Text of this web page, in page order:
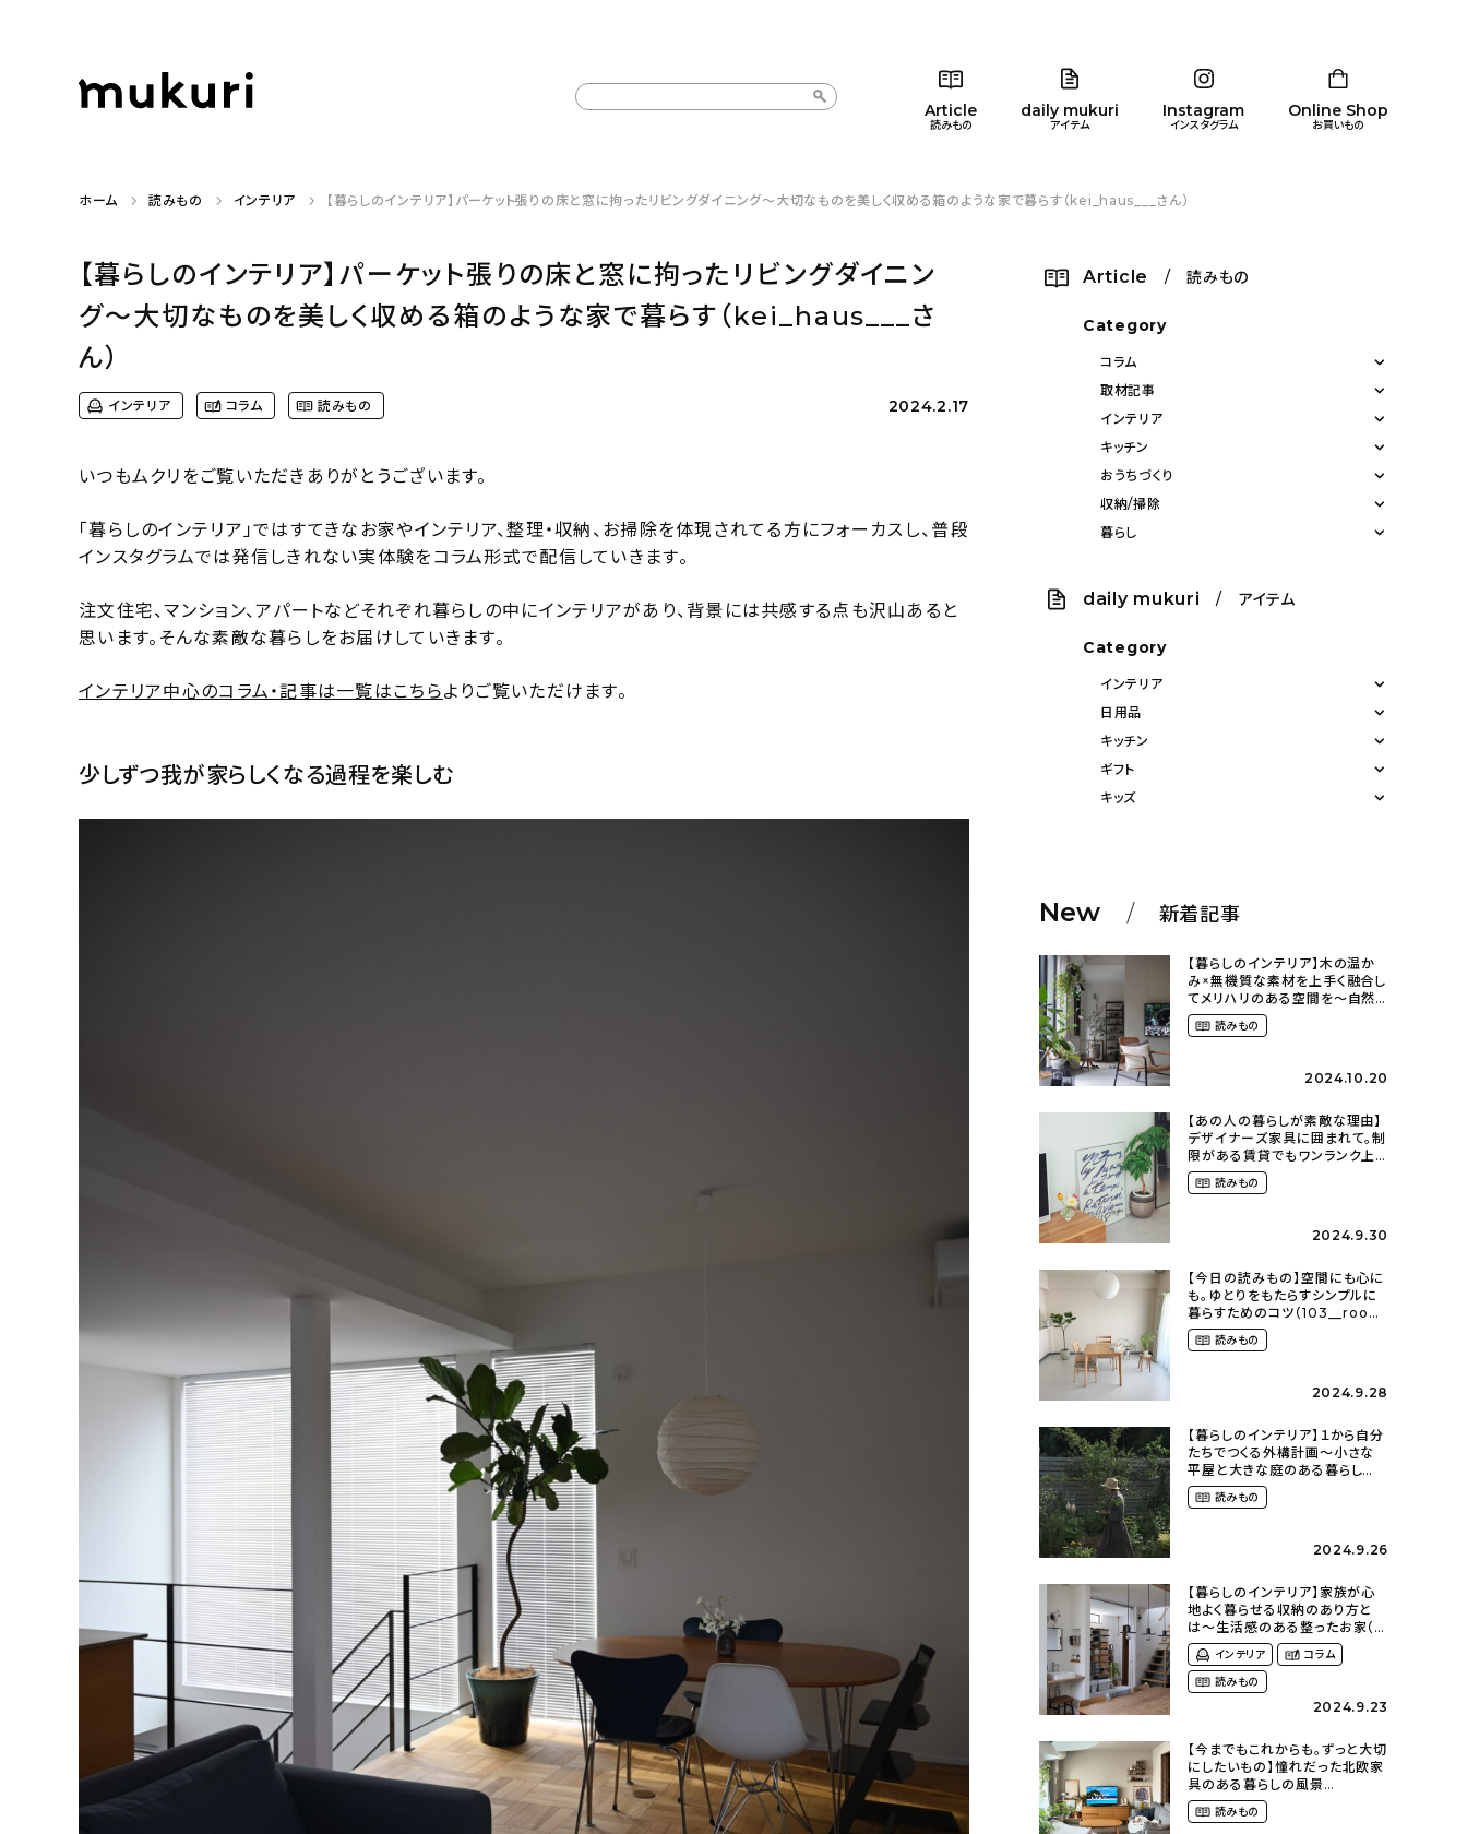
Article
読みもの
daily mukuri
アイテム
Instagram
インスタグラム
Online Shop
お買いもの
カテゴリー一覧 コラム 暮らし
カテゴリー一覧 インテリア
ホーム 読みもの インテリア 【暮らしのインテリア】パーケット張りの床と窓に拘ったリビングダイニング〜大切なものを美しく収める箱のような家で暮らす（kei_haus___さん）
【暮らしのインテリア】パーケット張りの床と窓に拘ったリビングダイニン
グ〜大切なものを美しく収める箱のような家で暮らす（kei_haus___さ
ん）
インテリア コラム 読みもの 2024.2.17
いつもムクリをご覧いただきありがとうございます。
「暮らしのインテリア」ではすてきなお家やインテリア、整理・収納、お掃除を体現されてる方にフォーカスし、普段
インスタグラムでは発信しきれない実体験をコラム形式で配信していきます。
注文住宅、マンション、アパートなどそれぞれ暮らしの中にインテリアがあり、背景には共感する点も沢山あると
思います。そんな素敵な暮らしをお届けしていきます。
インテリア中心のコラム・記事は一覧はこちらよりご覧いただけます。
少しずつ我が家らしくなる過程を楽しむ
Article / 読みもの
Category
コラム
取材記事
インテリア
キッチン
おうちづくり
収納/掃除
暮らし
daily mukuri / アイテム
Category
インテリア
日用品
キッチン
ギフト
キッズ
New 新着記事
【暮らしのインテリア】木の温か
み×無機質な素材を上手く融合し
てメリハリのある空間を〜自然
に囲まれて暮らす（ki_no_ieさ
ん） 読みもの
2024.10.20
【あの人の暮らしが素敵な理由】
デザイナーズ家具に囲まれて。制
限がある賃貸でもワンランク上
のお部屋に〜狭くても好きな暮
らしのこと（_____chika708さ
読みもの
2024.9.30
【今日の読みもの】空間にも心に
も。ゆとりをもたらすシンプルに
暮らすためのコツ（103__room
さん）
読みもの
2024.9.28
【暮らしのインテリア】１から自分
たちでつくる外構計画〜小さな
平屋と大きな庭のある暮らし
（tsumikiniwaさん）
読みもの
2024.9.26
【暮らしのインテリア】家族が心
地よく暮らせる収納のあり方と
は〜生活感のある整ったお家（
kaya___ieさん）
インテリア
コラム
読みもの
2024.9.23
【今までもこれからも。ずっと大切
にしたいもの】憧れだった北欧家
具のある暮らしの風景
（m._.k_homeさん）
読みもの